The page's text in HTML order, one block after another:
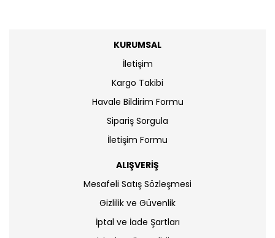
KURUMSAL
İletişim
Kargo Takibi
Havale Bildirim Formu
Sipariş Sorgula
İletişim Formu
ALIŞVERİŞ
Mesafeli Satış Sözleşmesi
Gizlilik ve Güvenlik
İptal ve İade Şartları